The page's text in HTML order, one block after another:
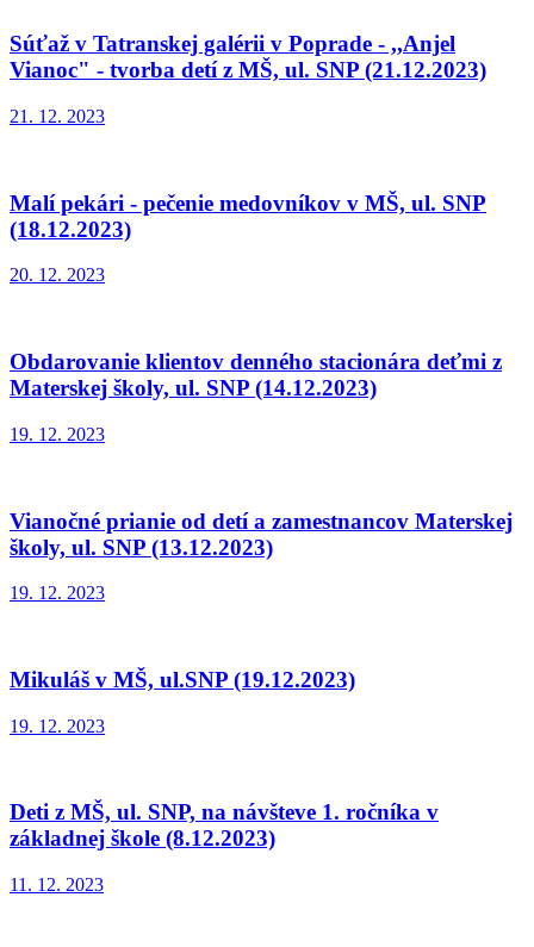
Súťaž v Tatranskej galérii v Poprade - ,,Anjel
Vianoc" - tvorba detí z MŠ, ul. SNP (21.12.2023)
21. 12. 2023
Malí pekári - pečenie medovníkov v MŠ, ul. SNP
(18.12.2023)
20. 12. 2023
Obdarovanie klientov denného stacionára deťmi z
Materskej školy, ul. SNP (14.12.2023)
19. 12. 2023
Vianočné prianie od detí a zamestnancov Materskej
školy, ul. SNP (13.12.2023)
19. 12. 2023
Mikuláš v MŠ, ul.SNP (19.12.2023)
19. 12. 2023
Deti z MŠ, ul. SNP, na návšteve 1. ročníka v
základnej škole (8.12.2023)
11. 12. 2023